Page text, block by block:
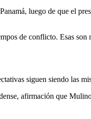
luego de que el
de conflicto. Esas
siguen siendo las
afirmación que